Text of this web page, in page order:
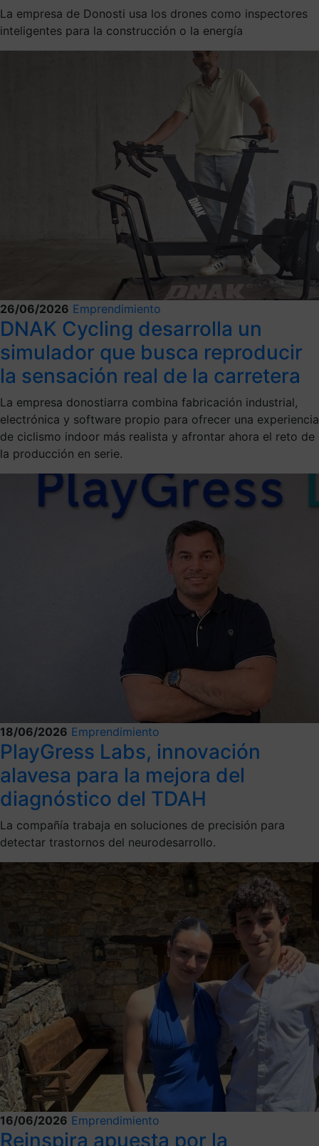
La empresa de Donosti usa los drones como inspectores
inteligentes para la construcción o la energía
26/06/2026 Emprendimiento
DNAK Cycling desarrolla un
simulador que busca reproducir
la sensación real de la carretera
La empresa donostiarra combina fabricación industrial,
electrónica y software propio para ofrecer una experiencia
de ciclismo indoor más realista y afrontar ahora el reto de
la producción en serie.
18/06/2026 Emprendimiento
PlayGress Labs, innovación
alavesa para la mejora del
diagnóstico del TDAH
La compañía trabaja en soluciones de precisión para
detectar trastornos del neurodesarrollo.
16/06/2026 Emprendimiento
Reinspira apuesta por la